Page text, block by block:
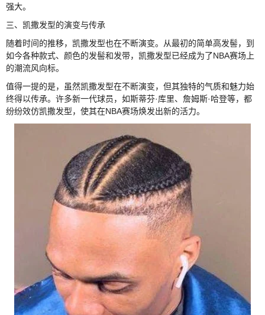
强大。
三、凯撒发型的演变与传承
随着时间的推移，凯撒发型也在不断演变。从最初的简单高发髻，到
如今各种款式、颜色的发髻和发带，凯撒发型已经成为了NBA赛场上
的潮流风向标。
值得一提的是，虽然凯撒发型在不断演变，但其独特的气质和魅力始
终得以传承。许多新一代球员，如斯蒂芬·库里、詹姆斯·哈登等，都
纷纷效仿凯撒发型，使其在NBA赛场焕发出新的活力。